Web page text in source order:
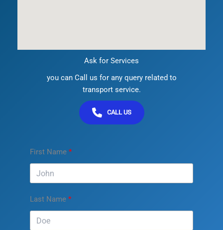
Ask for Services
you can Call us for any query related to
transport service.
CALL US
First Name
Last Name